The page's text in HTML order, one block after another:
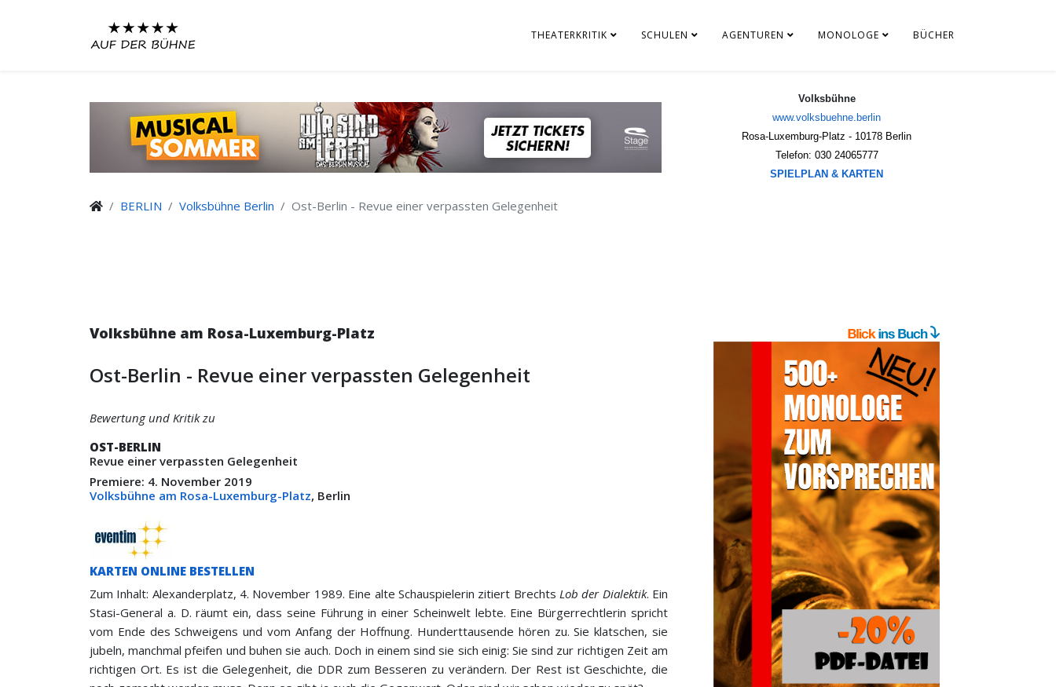
THEATERKRITIK SCHULEN AGENTUREN MONOLOGE BÜCHER
Volksbühne
www.volksbuehne.berlin
Rosa-Luxemburg-Platz - 10178 Berlin
Telefon: 030 24065777
SPIELPLAN & KARTEN
BERLIN Volksbühne Berlin Ost-Berlin - Revue einer verpassten Gelegenheit
Volksbühne am Rosa-Luxemburg-Platz
Ost-Berlin - Revue einer verpassten Gelegenheit
Bewertung und Kritik zu
OST-BERLIN
Revue einer verpassten Gelegenheit
Premiere: 4. November 2019
Volksbühne am Rosa-Luxemburg-Platz, Berlin
KARTEN ONLINE BESTELLEN
Zum Inhalt: Alexanderplatz, 4. November 1989. Eine alte Schauspielerin zitiert Brechts Lob der Dialektik. Ein
Stasi-General a. D. räumt ein, dass seine Führung in einer Scheinwelt lebte. Eine Bürgerrechtlerin spricht
vom Ende des Schweigens und vom Anfang der Hoffnung. Hunderttausende hören zu. Sie klatschen, sie
jubeln, manchmal pfeifen und buhen sie auch. Doch in einem sind sie sich einig: Sie sind zur richtigen Zeit am
richtigen Ort. Es ist die Gelegenheit, die DDR zum Besseren zu verändern. Der Rest ist Geschichte, die